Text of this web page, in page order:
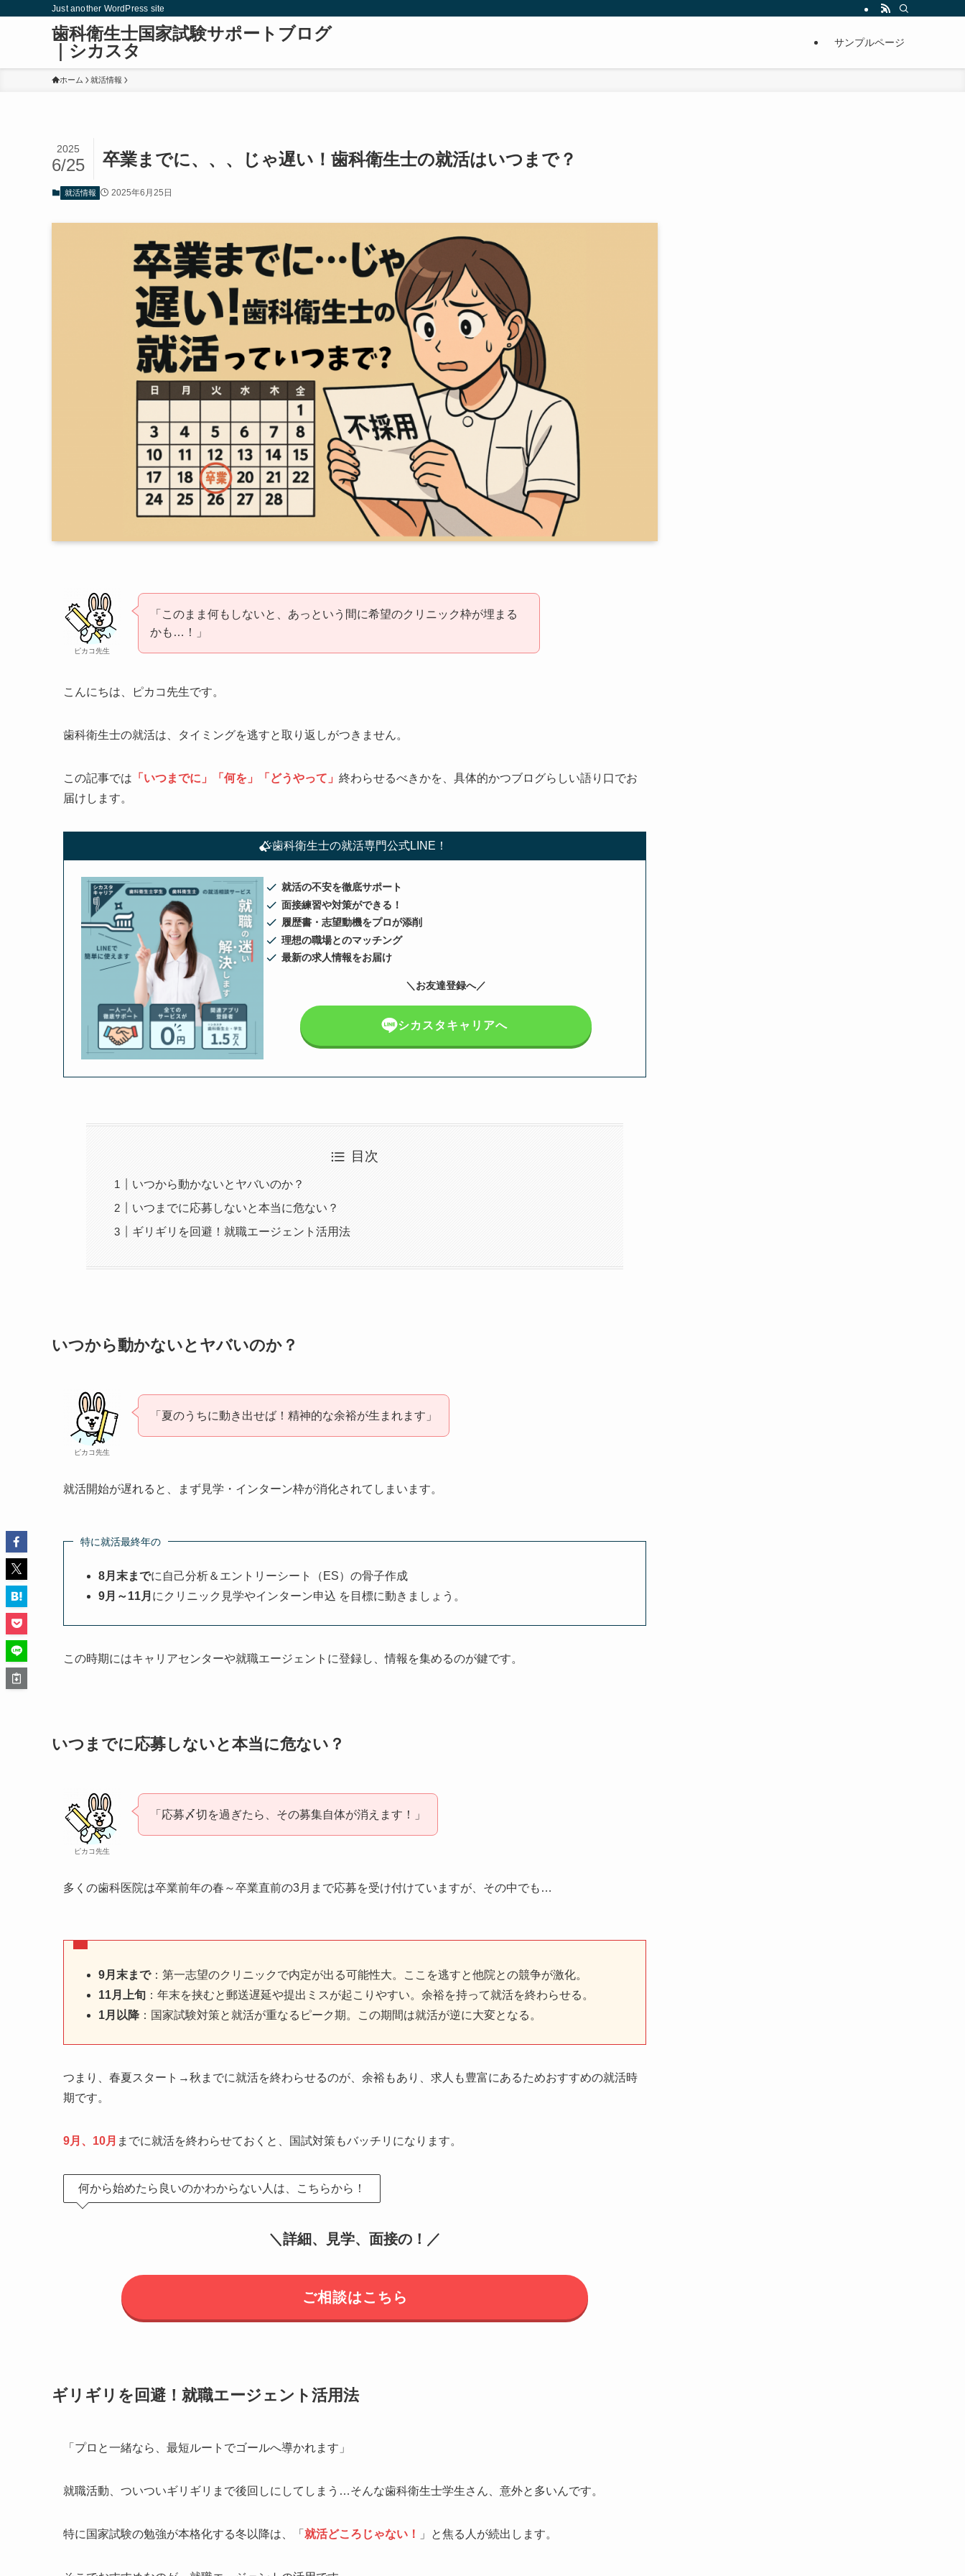
Just another WordPress site
歯科衛生士国家試験サポートブログ
｜シカスタ
サンプルページ
ホーム 就活情報
卒業までに、、、じゃ遅い！歯科衛生士の就活はいつまで？
2025
6/25
就活情報 2025年6月25日
ピカコ先生
「このまま何もしないと、あっという間に希望のクリニック枠が埋まる
かも…！」
こんにちは、ピカコ先生です。
歯科衛生士の就活は、タイミングを逃すと取り返しがつきません。
この記事では 「いつまでに」「何を」「どうやって」 終わらせるべきかを、具体的かつブログらしい語り口でお
届けします。
歯科衛生士の就活専門公式LINE！
就活の不安を徹底サポート
面接練習や対策ができる！
履歴書・志望動機をプロが添削
理想の職場とのマッチング
最新の求人情報をお届け
＼お友達登録へ／
シカスタキャリアへ
目次
いつから動かないとヤバいのか？
いつまでに応募しないと本当に危ない？
ギリギリを回避！就職エージェント活用法
いつから動かないとヤバいのか？
ピカコ先生
「夏のうちに動き出せば！精神的な余裕が生まれます」
就活開始が遅れると、まず見学・インターン枠が消化されてしまいます。
特に就活最終年の
8月末までに自己分析＆エントリーシート（ES）の骨子作成
9月～11月 にクリニック見学やインターン申込 を目標に動きましょう。
この時期にはキャリアセンターや就職エージェントに登録し、情報を集めるのが鍵です。
いつまでに応募しないと本当に危ない？
ピカコ先生
「応募〆切を過ぎたら、その募集自体が消えます！」
多くの歯科医院は卒業前年の春～卒業直前の3月まで応募を受け付けていますが、その中でも…
9月末まで：第一志望のクリニックで内定が出る可能性大。ここを逃すと他院との競争が激化。
11月上旬 ：年末を挟むと郵送遅延や提出ミスが起こりやすい。余裕を持って就活を終わらせる。
1月以降 ：国家試験対策と就活が重なるピーク期。この期間は就活が逆に大変となる。
つまり、春夏スタート→秋までに就活を終わらせるのが、余裕もあり、求人も豊富にあるためおすすめの就活時
期です。
9月、10月 までに就活を終わらせておくと、国試対策もバッチリになります。
何から始めたら良いのかわからない人は、こちらから！
＼詳細、見学、面接の！／
ご相談はこちら
ギリギリを回避！就職エージェント活用法
「プロと一緒なら、最短ルートでゴールへ導かれます」
就職活動、ついついギリギリまで後回しにしてしまう…そんな歯科衛生士学生さん、意外と多いんです。
特に国家試験の勉強が本格化する冬以降は、「 就活どころじゃない！ 」と焦る人が続出します。